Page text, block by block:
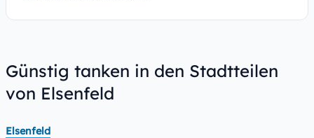
Günstig tanken in den Stadtteilen
von Elsenfeld
Elsenfeld